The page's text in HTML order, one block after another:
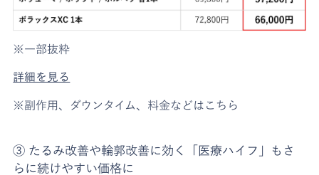
※一部抜粋
詳細を見る
※副作用、ダウンタイム、料金などはこちら
③ たるみ改善や輪郭改善に効く「医療ハイフ」もさ
らに続けやすい価格に